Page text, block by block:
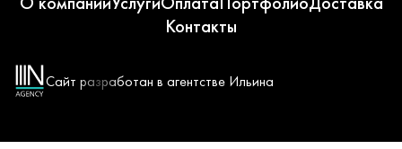
Контакты
Сайт разработан в агентстве Ильина